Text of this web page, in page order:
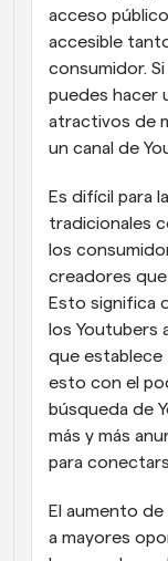
acceso
accesible
consumidor.
puedes hacer
atractivos de
un canal de
Es difícil para
tradicionales
los
creadores
Esto significa
los Youtubers
que establece
esto con el
búsqueda de
más y más
para
El aumento de
a mayores